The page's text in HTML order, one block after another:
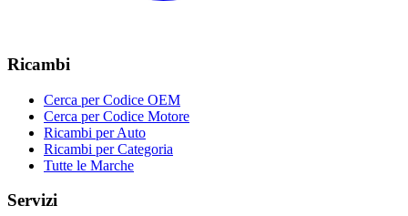
Ricambi
Cerca per Codice OEM
Cerca per Codice Motore
Ricambi per Auto
Ricambi per Categoria
Tutte le Marche
Servizi